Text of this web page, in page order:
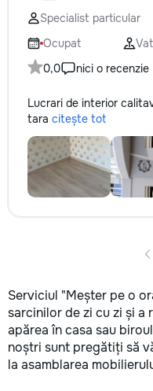
Specialist particular
Ocupat
0,0
nici o recenzie
Lucrari de interior
tara citește tot
Serviciul "Meșter pe o
sarcinilor de zi cu zi și
apărea în casa sau
noștri sunt pregătiți să
la asamblarea